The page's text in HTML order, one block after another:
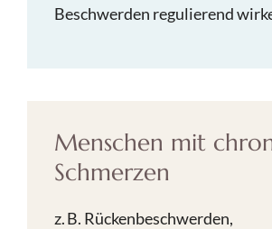
Beschwerden regulierend
Menschen mit
Schmerzen
z. B. Rückenbeschwerden,